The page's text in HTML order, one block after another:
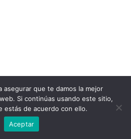
asegurar que te damos la mejor
Si continúas usando este sitio,
estás de acuerdo con ello.
Aceptar